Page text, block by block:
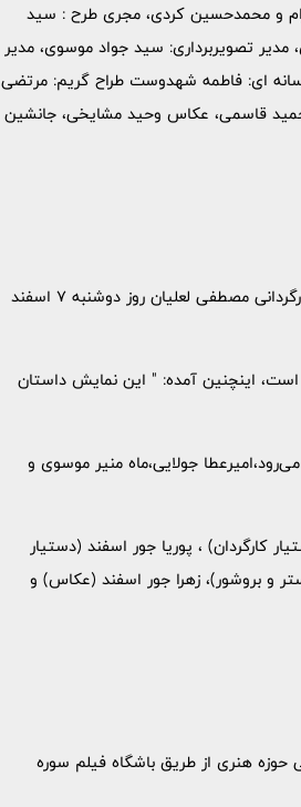
و محمدحسین کردی، مجری طرح : سید
مدیر تصویربرداری: سید جواد موسوی، مدیر
رسانه ای: فاطمه شهدوست طراح گریم: مرتضی
قاسمی، عکاس وحید مشایخی، جانشین
نمایش "حاج اسمال(شیرینی فروش سبزواری)" کاری از گروه تئاتر چهارم، به نویسندگی و کارگردانی مصطفی لعلیان روز دوشنبه 7 اسفند
اینچنین آمده: " این نمایش داستان
تهران به روی صحنه می‌رود،امیرعطا جولایی،ماه منیر موسوی و
، پوریا جور اسفند (دستیار
و بروشور)، زهرا جور اسفند (عکاس) و
هنری از طریق باشگاه فیلم سوره